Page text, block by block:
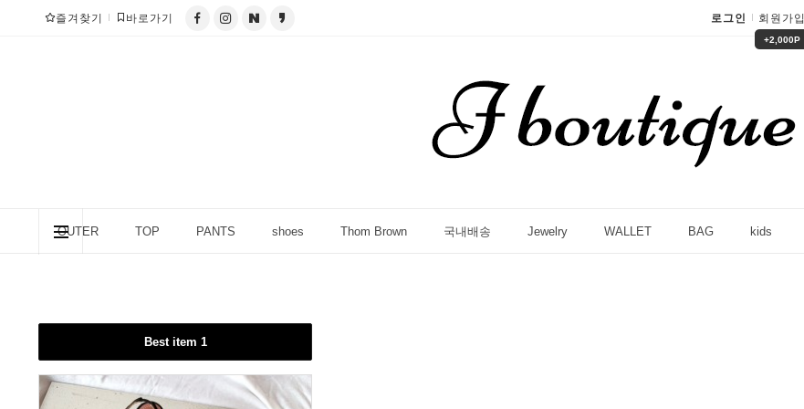
즐겨찾기 바로가기 로그인 회원가입
+2,000P
OUTER TOP PANTS shoes Thom Brown 국내배송 Jewelry WALLET BAG kids
Best item 1